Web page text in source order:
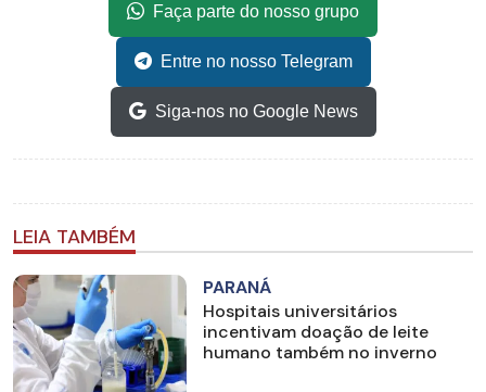
Faça parte do nosso grupo
Entre no nosso Telegram
Siga-nos no Google News
LEIA TAMBÉM
PARANÁ
Hospitais universitários
incentivam doação de leite
humano também no inverno